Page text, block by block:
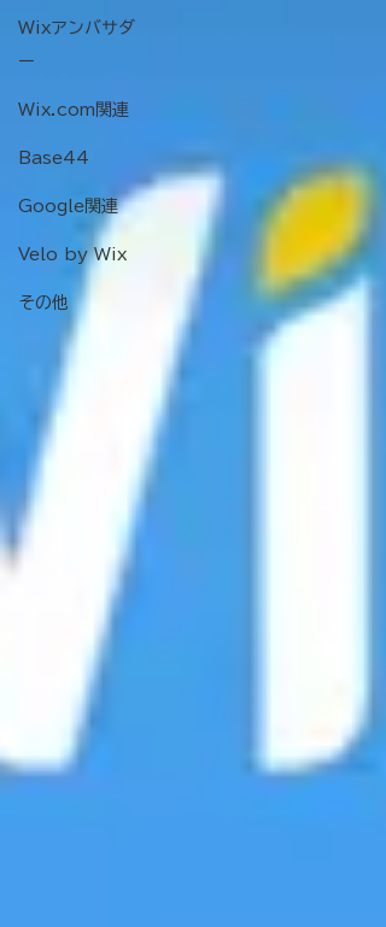
Wixアンバサダ
ー
Wix.com関連
Base44
Google関連
Velo by Wix
その他